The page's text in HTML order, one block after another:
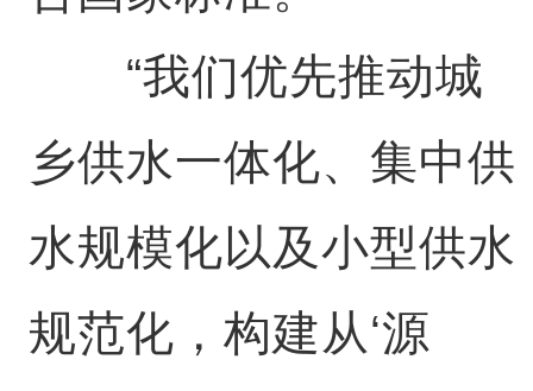
“我们优先推动城
乡供水一体化、集中供
水规模化以及小型供水
规范化，构建从‘源